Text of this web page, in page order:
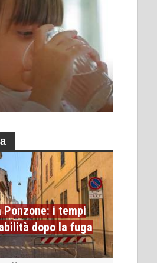
Ponzone: i tempi
dopo la fuga